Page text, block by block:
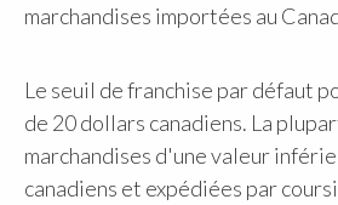
marchandises importées au
Le seuil de franchise par défaut
de 20 dollars canadiens. La
marchandises d'une valeur
canadiens et expédiées par